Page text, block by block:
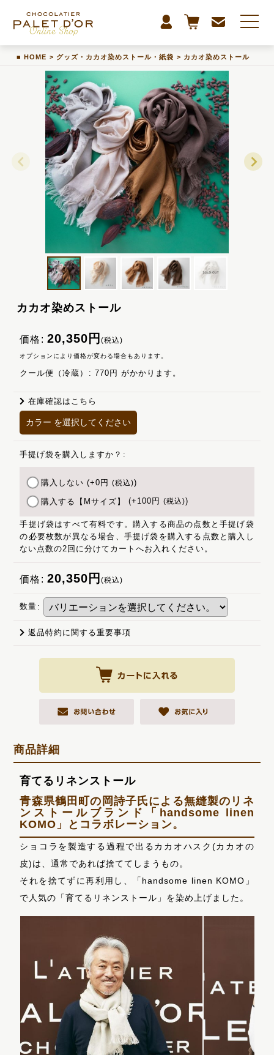
HOME > グッズ・カカオ染めストール・紙袋 > カカオ染めストール
カカオ染めストール
価格 : 20,350 円(税込)
オプションにより価格が変わる場合もあります。
クール便（冷蔵） : 770円 がかかります。
在庫確認はこちら
カラー を選択してください
手提げ袋を購入しますか？ :
購入しない(+0円 (税込))
購入する【Mサイズ】(+100 円 (税込))
手提げ袋はすべて有料です。購入する商品の点数と手提げ袋
の必要枚数が異なる場合、手提げ袋を購入する点数と購入し
ない点数の2回に分けてカートへお入れください。
価格 : 20,350 円(税込)
数量 :
返品特約に関する重要事項
商品詳細
育てるリネンストール
青森県鶴田町の岡詩子氏による無縫製のリネ
ンストールブランド「handsome linen
KOMO」とコラボレーション。
ショコラを製造する過程で出るカカオハスク(カカオの
皮)は、通常であれば捨ててしまうもの。
それを捨てずに再利用し、「handsome linen KOMO」
で人気の「育てるリネンストール」を染め上げました。